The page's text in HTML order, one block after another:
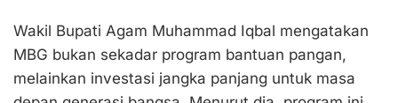
Wakil Bupati Agam Muhammad Iqbal mengatakan
MBG bukan sekadar program bantuan pangan,
melainkan investasi jangka panjang untuk masa